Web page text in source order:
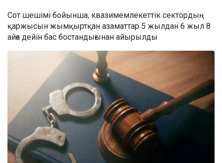
Сот шешімі бойынша, квазимемлекеттік сектордың
қаржысын жымқыртқан азаматтар 5 жылдан 6 жыл 8
айға дейін бас бостандығынан айырылды